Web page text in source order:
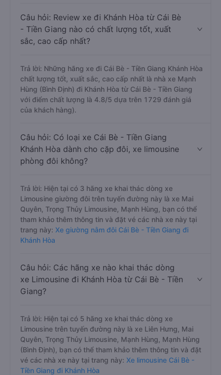
Câu hỏi: Review xe đi Khánh Hòa từ Cái Bè
- Tiền Giang nào có chất lượng tốt, xuất
sắc, cao cấp nhất?
Trả lời: Những hãng xe đi Cái Bè - Tiền Giang Khánh Hòa
chất lượng tốt, xuất sắc, cao cấp nhất là nhà xe Mạnh
Hùng (Bình Định) đi Khánh Hòa từ Cái Bè - Tiền Giang
với điểm chất lượng là 4.8/5 dựa trên 1729 đánh giá
của khách hàng).
Câu hỏi: Có loại xe Cái Bè - Tiền Giang
Khánh Hòa dành cho cặp đôi, xe limousine
phòng đôi không?
Trả lời: Hiện tại có 3 hãng xe khai thác dòng xe
Limousine giường đôi trên tuyến đường này là xe Mai
Quyên, Trọng Thủy Limousine, Mạnh Hùng, bạn có thể
tham khảo thêm thông tin và đặt vé các nhà xe này tại
trang này: Xe giường nằm đôi Cái Bè - Tiền Giang đi
Khánh Hòa
Câu hỏi: Các hãng xe nào khai thác dòng
xe Limousine đi Khánh Hòa từ Cái Bè - Tiền
Giang?
Trả lời: Hiện tại có 5 hãng xe khai thác dòng xe
Limousine trên tuyến đường này là xe Liên Hưng, Mai
Quyên, Trọng Thủy Limousine, Mạnh Hùng, Mạnh Hùng
(Bình Định), bạn có thể tham khảo thêm thông tin và đặt
vé các nhà xe này tại trang này: Xe limousine Cái Bè -
Tiền Giang đi Khánh Hòa